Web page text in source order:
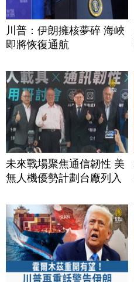
川普：伊朗擁核夢碎 海峽
即將恢復通航
未來戰場聚焦通信韌性 美
無人機優勢計劃台廠列入